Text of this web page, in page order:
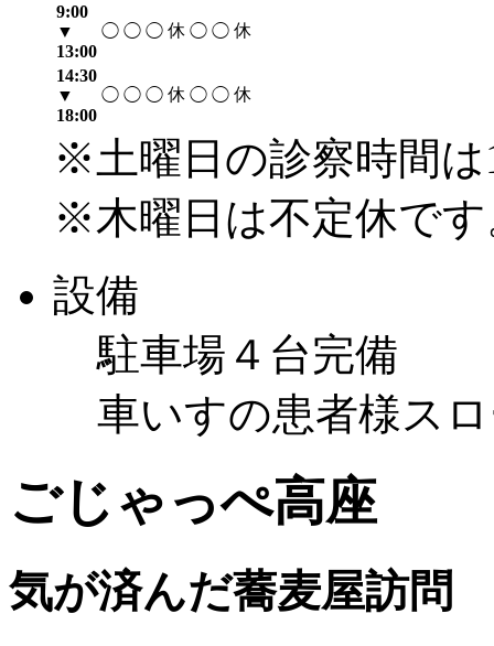
9:00
▼
13:00
◯ ◯ ◯ 休 ◯ ◯ 休
14:30
▼
18:00
◯ ◯ ◯ 休 ◯ ◯ 休
※土曜日の診察時間
※木曜日は不定休で
設備
駐車場４台完備
車いすの患者様ス
ごじゃっぺ高座
気が済んだ蕎麦屋訪問